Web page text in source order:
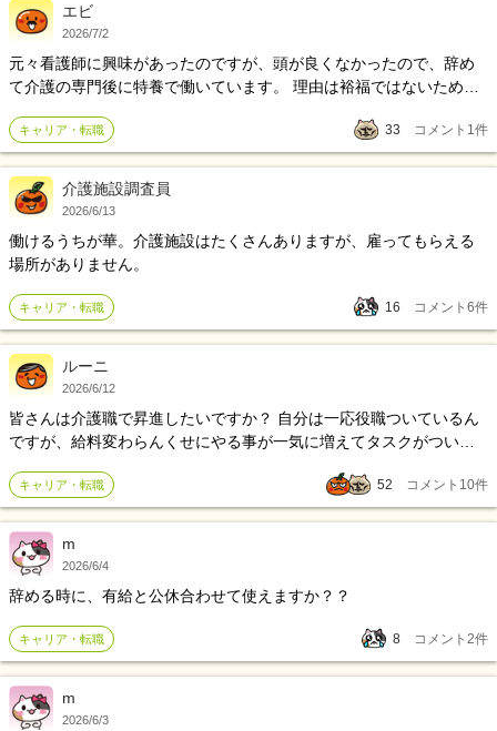
エビ
2026/7/2
元々看護師に興味があったのですが、頭が良くなかったので、辞め
て介護の専門後に特養で働いています。 理由は裕福ではないため、
選びました。 返済の目処も立ちました。 長く介護職をするつもりは
ないです。 ただ介護実習期間中、現実と理想のギャップに打ちのめ
されて、介護を学びに来たのに記録の文法にばかり指摘されたり、
辛かったです。 看護師の勉強、実習について行けるのか？ 仮に看護
は体調不良です。 空腹と胸焼け中にパンを食べたら、嘔吐しまし
た。。 体の健康を第一にすると、土日休みがいいのかな？と、又は
支出を抑えてアルバイトにするか。。
キャリア・転職 33 コメント 1件
介護施設調査員
2026/6/13
働けるうちが華。介護施設はたくさんありますが、雇ってもらえる
場所がありません。
キャリア・転職 16 コメント 6件
ルーニ
2026/6/12
皆さんは介護職で昇進したいですか？ 自分は一応役職ついているん
ですが、給料変わらんくせにやる事が一気に増えてタスクがついて
たりしないといけなくて、すごくめんどくさいです。
キャリア・転職 52 コメント 10件
m
2026/6/4
辞める時に、有給と公休合わせて使えますか？？
キャリア・転職 8 コメント 2件
m
2026/6/3